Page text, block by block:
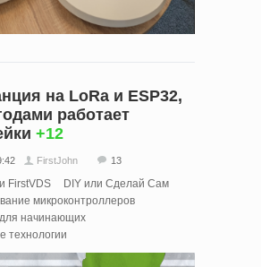
на LoRa и ESP32,
работает
+12
FirstJohn 13
FirstVDS
DIY или Сделай Сам
микроконтроллеров
начинающих
технологии